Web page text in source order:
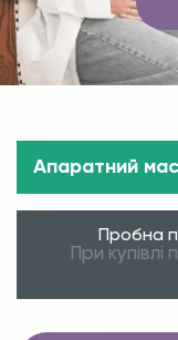
Апаратний
Пробна
При